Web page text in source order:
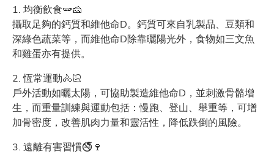
1. 均衡飲食🫛🧀
攝取足夠的鈣質和維他命D。鈣質可來自乳製品、豆類和
深綠色蔬菜等，而維他命D除靠曬陽光外，食物如三文魚
和雞蛋亦有提供。
2. 恆常運動🚴🏻
戶外活動如曬太陽，可協助製造維他命D，並刺激骨骼增
生，而重量訓練與運動包括：慢跑、登山、舉重等，可增
加骨密度，改善肌肉力量和靈活性，降低跌倒的風險。
3. 遠離有害習慣🚭🍷